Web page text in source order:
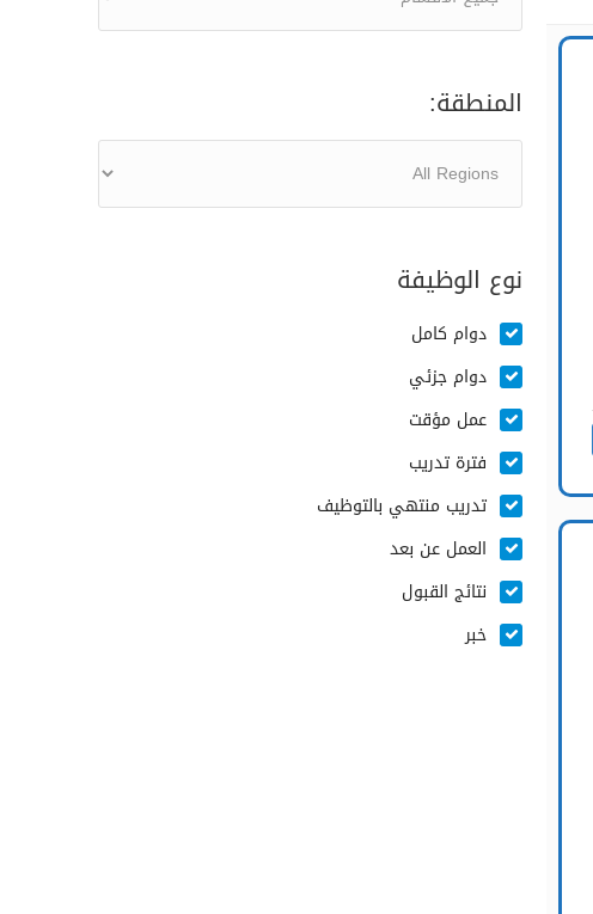
المنطقة:
نوع الوظيفة
دوام كامل
دوام جزئي
عمل مؤقت
فترة تدريب
تدريب منتهي بالتوظيف
العمل عن بعد
نتائج القبول
خبر